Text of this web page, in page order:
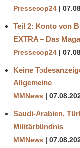
Pressecop24
Teil 2: Konto von
EXTRA – Das
Pressecop24
Keine
Allgemeine
MMNews
Saudi-Arabien,
Militärbündnis
MMNews